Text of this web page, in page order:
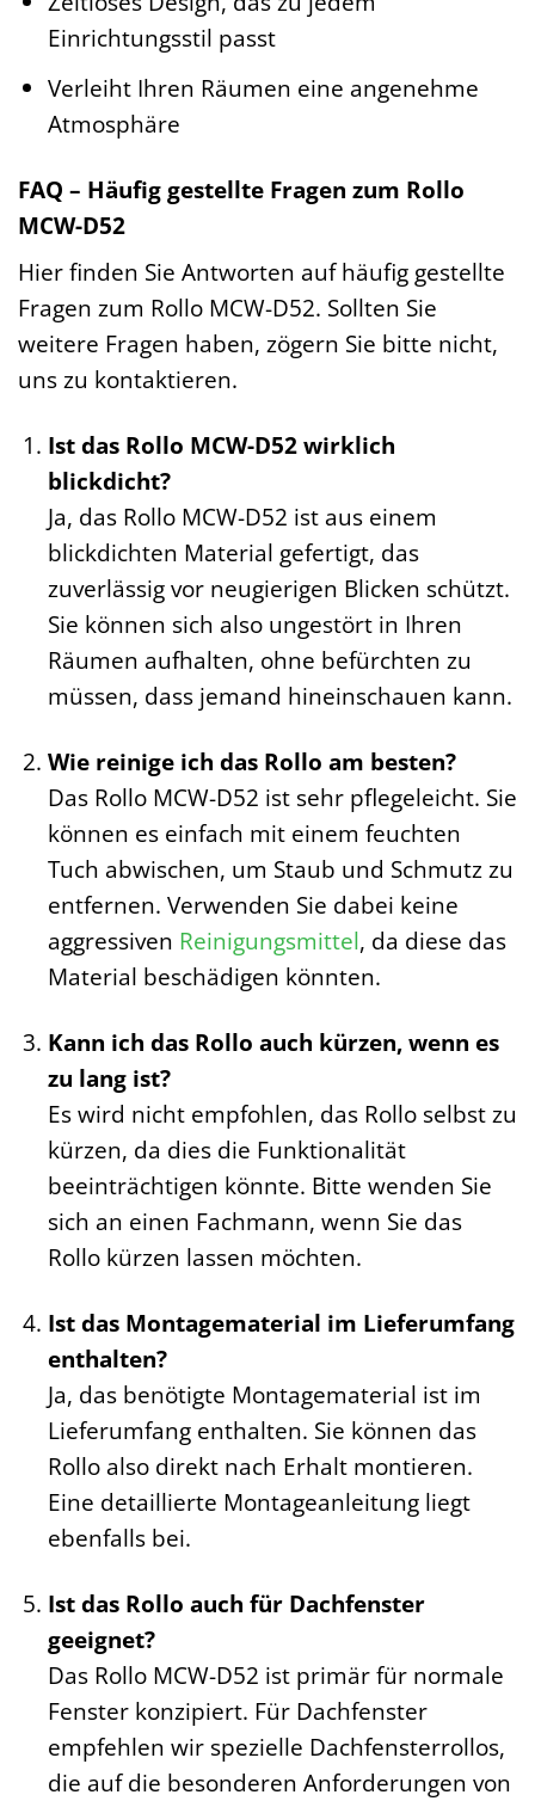
Einrichtungsstil passt
Verleiht Ihren Räumen eine angenehme
Atmosphäre
FAQ – Häufig gestellte Fragen zum Rollo
MCW-D52
Hier finden Sie Antworten auf häufig gestellte
Fragen zum Rollo MCW-D52. Sollten Sie
weitere Fragen haben, zögern Sie bitte nicht,
uns zu kontaktieren.
Ist das Rollo MCW-D52 wirklich
blickdicht?
Ja, das Rollo MCW-D52 ist aus einem
blickdichten Material gefertigt, das
zuverlässig vor neugierigen Blicken schützt.
Sie können sich also ungestört in Ihren
Räumen aufhalten, ohne befürchten zu
müssen, dass jemand hineinschauen kann.
Wie reinige ich das Rollo am besten?
Das Rollo MCW-D52 ist sehr pflegeleicht. Sie
können es einfach mit einem feuchten
Tuch abwischen, um Staub und Schmutz zu
entfernen. Verwenden Sie dabei keine
aggressiven Reinigungsmittel, da diese das
Material beschädigen könnten.
Kann ich das Rollo auch kürzen, wenn es
zu lang ist?
Es wird nicht empfohlen, das Rollo selbst zu
kürzen, da dies die Funktionalität
beeinträchtigen könnte. Bitte wenden Sie
sich an einen Fachmann, wenn Sie das
Rollo kürzen lassen möchten.
Ist das Montagematerial im Lieferumfang
enthalten?
Ja, das benötigte Montagematerial ist im
Lieferumfang enthalten. Sie können das
Rollo also direkt nach Erhalt montieren.
Eine detaillierte Montageanleitung liegt
ebenfalls bei.
Ist das Rollo auch für Dachfenster
geeignet?
Das Rollo MCW-D52 ist primär für normale
Fenster konzipiert. Für Dachfenster
empfehlen wir spezielle Dachfensterrollos,
die auf die besonderen Anforderungen von